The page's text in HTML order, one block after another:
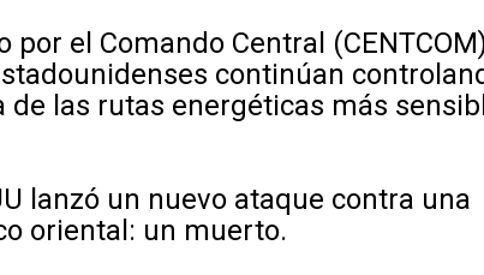
el Comando Central
continúan
las rutas energéticas más
lanzó un nuevo ataque contra una
oriental: un muerto.